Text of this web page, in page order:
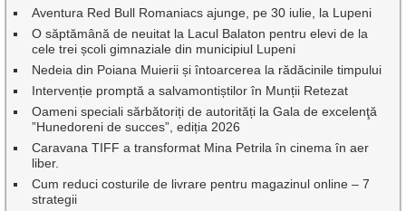
Aventura Red Bull Romaniacs ajunge, pe 30 iulie, la Lupeni
O săptămână de neuitat la Lacul Balaton pentru elevi de la
cele trei școli gimnaziale din municipiul Lupeni
Nedeia din Poiana Muierii și întoarcerea la rădăcinile timpului
Intervenție promptă a salvamontiștilor în Munții Retezat
Oameni speciali sărbătoriți de autorități la Gala de excelenţă
”Hunedoreni de succes”, ediția 2026
Caravana TIFF a transformat Mina Petrila în cinema în aer
liber.
Cum reduci costurile de livrare pentru magazinul online – 7
strategii